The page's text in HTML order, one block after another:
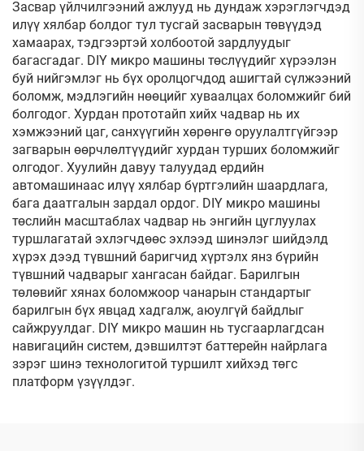
Засвар үйлчилгээний ажлууд нь дундаж хэрэглэгчдэд
илүү хялбар болдог тул тусгай засварын төвүүдэд
хамаарах, тэдгээртэй холбоотой зардлуудыг
багасгадаг. DIY микро машины төслүүдийг хүрээлэн
буй нийгэмлэг нь бүх оролцогчдод ашигтай сүлжээний
боломж, мэдлэгийн нөөцийг хуваалцах боломжийг бий
болгодог. Хурдан прототайп хийх чадвар нь их
хэмжээний цаг, санхүүгийн хөрөнгө оруулалтгүйгээр
загварын өөрчлөлтүүдийг хурдан турших боломжийг
олгодог. Хуулийн давуу талуудад ердийн
автомашинаас илүү хялбар бүртгэлийн шаардлага,
бага даатгалын зардал ордог. DIY микро машины
төслийн масштаблах чадвар нь энгийн цуглуулах
туршлагатай эхлэгчдөөс эхлээд шинэлэг шийдэлд
хүрэх дээд түвшний баригчид хүртэлх янз бүрийн
түвшний чадварыг хангасан байдаг. Барилгын
төлөвийг хянах боломжоор чанарын стандартыг
барилгын бүх явцад хадгалж, аюулгүй байдлыг
сайжруулдаг. DIY микро машин нь тусгаарлагдсан
навигацийн систем, дэвшилтэт баттерейн найрлага
зэрэг шинэ технологитой туршилт хийхэд төгс
платформ үзүүлдэг.